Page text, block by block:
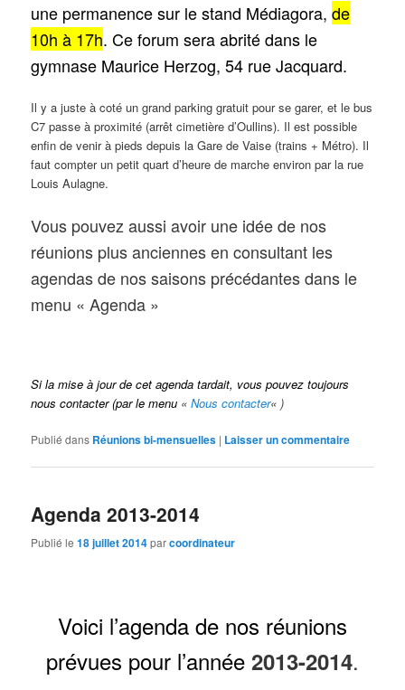
une permanence sur le stand Médiagora,de
10h à 17h. Ce forum sera abrité dans le
gymnase Maurice Herzog, 54 rue Jacquard.
Il y a juste à coté un grand parking gratuit pour se garer, et le bus
C7 passe à proximité (arrêt cimetière d’Oullins). Il est possible
enfin de venir à pieds depuis la Gare de Vaise (trains + Métro). Il
faut compter un petit quart d’heure de marche environ par la rue
Louis Aulagne.
Vous pouvez aussi avoir une idée de nos
réunions plus anciennes en consultant les
agendas de nos saisons précédantes dans le
menu « Agenda »
Si la mise à jour de cet agenda tardait, vous pouvez toujours
nous contacter (par le menu «Nous contacter« )
Publié dans Réunions bi-mensuelles | Laisser un commentaire
Agenda 2013-2014
Publié le18 juillet 2014parcoordinateur
Voici l’agenda de nos réunions
prévues pour l’année 2013-2014.